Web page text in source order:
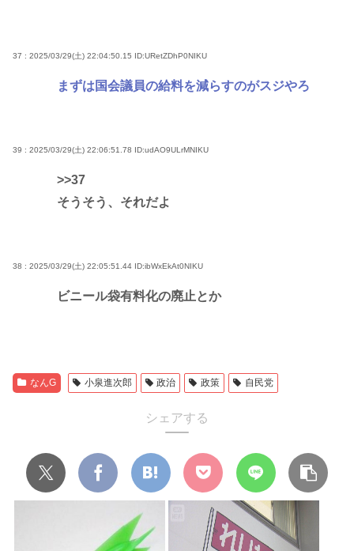
37 : 2025/03/29(土) 22:04:50.15 ID:URetZDhP0NIKU
まずは国会議員の給料を減らすのがスジやろ
39 : 2025/03/29(土) 22:06:51.78 ID:udAO9ULrMNIKU
>>37
そうそう、それだよ
38 : 2025/03/29(土) 22:05:51.44 ID:ibWxEkAt0NIKU
ビニール袋有料化の廃止とか
なんG 小泉進次郎 政治 政策 自民党
シェアする